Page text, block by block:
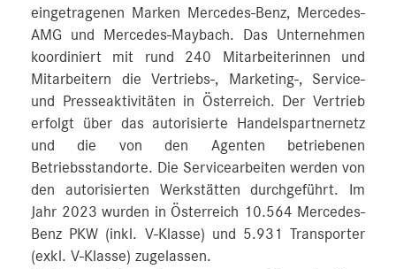
eingetragenen Marken Mercedes-Benz, Mercedes-
AMG und Mercedes-Maybach. Das Unternehmen
koordiniert mit rund 240 Mitarbeiterinnen und
Mitarbeitern die Vertriebs-, Marketing-, Service-
und Presseaktivitäten in Österreich. Der Vertrieb
erfolgt über das autorisierte Handelspartnernetz
und die von den Agenten betriebenen
Betriebsstandorte. Die Servicearbeiten werden von
den autorisierten Werkstätten durchgeführt. Im
Jahr 2023 wurden in Österreich 10.564 Mercedes-
Benz PKW (inkl. V-Klasse) und 5.931 Transporter
(exkl. V-Klasse) zugelassen.